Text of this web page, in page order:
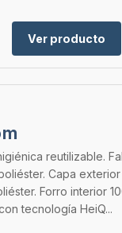
Ver producto
reutilizable.
Capa exterior
Forro interior
tecnología HeiQ...